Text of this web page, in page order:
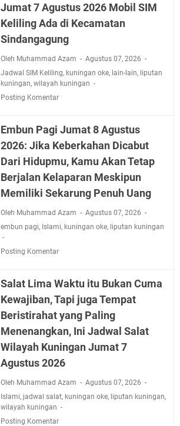
Agustus 2026
Hanya
Satu
Jumat 7 Agustus 2026 Mobil SIM
Keliling Ada di Kecamatan
Sindangagung
Oleh Muhammad Azam
Agustus 07, 2026
Jadwal SIM Keliling, kuningan oke, lain-lain, liputan
kuningan, wilayah kuningan
Posting Komentar
Embun Pagi Jumat 8 Agustus
2026: Jika Keberkahan Dicabut
Dari Hidupmu, Kamu Akan Tetap
Berjalan Kelaparan Meskipun
Memiliki Sekarung Penuh Uang
Oleh Muhammad Azam
Agustus 07, 2026
embun pagi, Islami, kuningan oke, liputan kuningan
Posting Komentar
Salat Lima Waktu itu Bukan Cuma
Kewajiban, Tapi juga Tempat
Beristirahat yang Paling
Menenangkan, Ini Jadwal Salat
Wilayah Kuningan Jumat 7
Agustus 2026
Oleh Muhammad Azam
Agustus 07, 2026
Islami, jadwal salat, kuningan oke, liputan kuningan,
wilayah kuningan
Posting Komentar